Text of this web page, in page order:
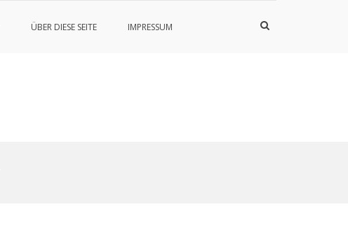
ÜBER DIESE SEITE IMPRESSUM
Such-